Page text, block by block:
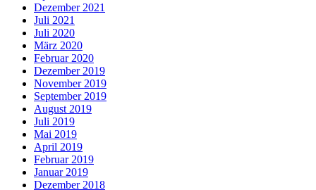
Dezember 2021
Juli 2021
Juli 2020
März 2020
Februar 2020
Dezember 2019
November 2019
September 2019
August 2019
Juli 2019
Mai 2019
April 2019
Februar 2019
Januar 2019
Dezember 2018